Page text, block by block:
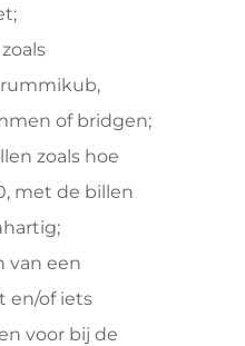
of bridgen;
zoals hoe
met de billen
van een
en/of iets
voor bij de